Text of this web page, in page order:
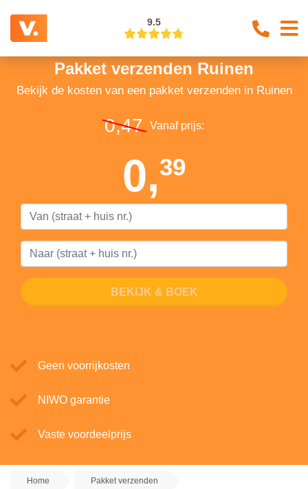
9.5
Pakket verzenden Ruinen
Bekijk de kosten van een pakket verzenden in Ruinen
0,47 Vanaf prijs:
0,39
BEKIJK & BOEK
Geen voorrijkosten
NIWO garantie
Vaste voordeelprijs
Home Pakket verzenden